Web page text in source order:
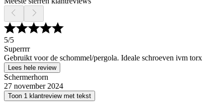
5/5
Superrrr
Gebruikt voor de schommel/pergola. Ideale schroeven ivm torx
Lees hele review
Schermerhorn
27 november 2024
Toon 1 klantreview met tekst